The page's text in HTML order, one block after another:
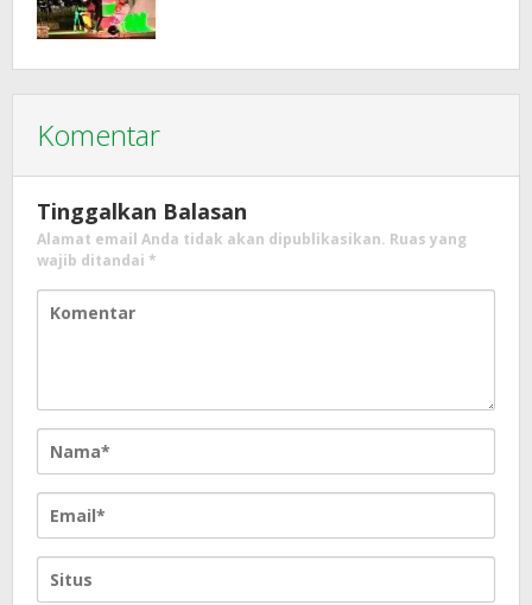
Komentar
Tinggalkan Balasan
Alamat email Anda tidak akan dipublikasikan. Ruas yang
wajib ditandai *